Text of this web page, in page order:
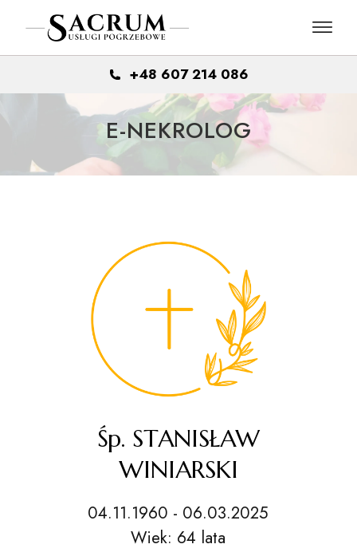
+48 607 214 086
E-NEKROLOG
Śp. STANISŁAW
WINIARSKI
04.11.1960 - 06.03.2025
Wiek: 64 lata